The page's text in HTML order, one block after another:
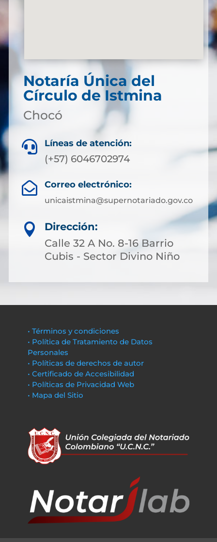
Notaría Única del
Círculo de Istmina
Chocó
 Líneas de atención:
(+57) 6046702974
 Correo electrónico:
unicaistmina@supernotariado.gov.co

Dirección:
Calle 32 A No. 8-16 Barrio
Cubis - Sector Divino Niño
• Términos y condiciones
• Política de Tratamiento de Datos
Personales
• Políticas de derechos de autor
• Certificado de Accesibilidad
• Políticas de Privacidad Web
• Mapa del Sitio